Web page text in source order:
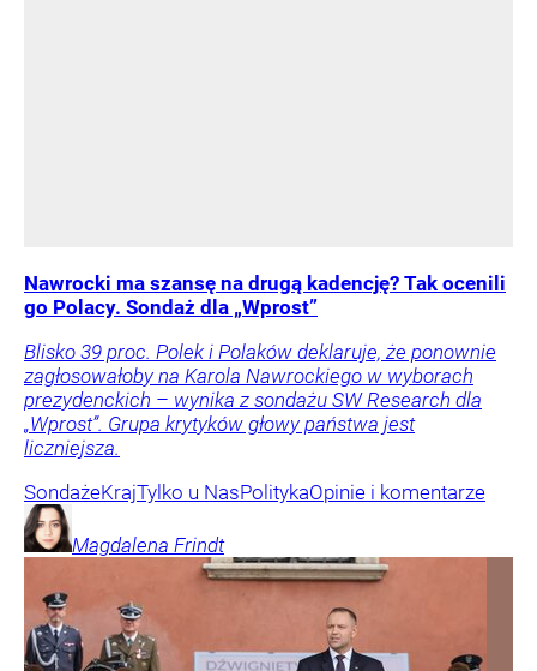
Nawrocki ma szansę na drugą kadencję? Tak ocenili
go Polacy. Sondaż dla „Wprost”
Blisko 39 proc. Polek i Polaków deklaruje, że ponownie
zagłosowałoby na Karola Nawrockiego w wyborach
prezydenckich – wynika z sondażu SW Research dla
„Wprost”. Grupa krytyków głowy państwa jest
liczniejsza.
SondażeKrajTylko u NasPolitykaOpinie i komentarze
Magdalena Frindt